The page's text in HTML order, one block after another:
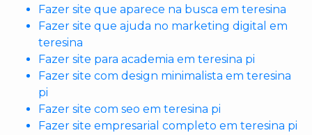
Fazer site que aparece na busca em teresina
Fazer site que ajuda no marketing digital em
teresina
Fazer site para academia em teresina pi
Fazer site com design minimalista em teresina
pi
Fazer site com seo em teresina pi
Fazer site empresarial completo em teresina pi